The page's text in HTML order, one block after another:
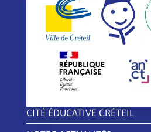
CITÉ ÉDUCATIVE CRÉTEIL